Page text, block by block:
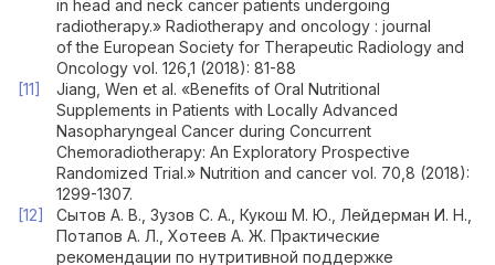
in head and neck cancer patients undergoing
radiotherapy.» Radiotherapy and oncology : journal
of the European Society for Therapeutic Radiology and
Oncology vol. 126,1 (2018): 81-88
Jiang, Wen et al. «Benefits of Oral Nutritional
Supplements in Patients with Locally Advanced
Nasopharyngeal Cancer during Concurrent
Chemoradiotherapy: An Exploratory Prospective
Randomized Trial.» Nutrition and cancer vol. 70,8 (2018):
1299-1307.
Сытов А. В., Зузов С. А., Кукош М. Ю., Лейдерман И. Н.,
Потапов А. Л., Хотеев А. Ж. Практические
рекомендации по нутритивной поддержке